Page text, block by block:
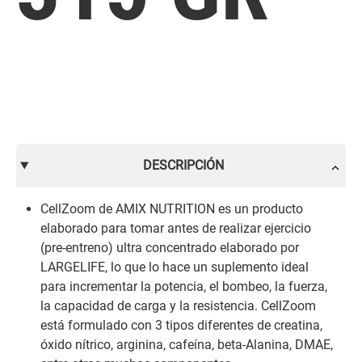
DESCRIPCIÓN
CellZoom de AMIX NUTRITION es un producto
elaborado para tomar antes de realizar ejercicio
(pre-entreno) ultra concentrado elaborado por
LARGELIFE, lo que lo hace un suplemento ideal
para incrementar la potencia, el bombeo, la fuerza,
la capacidad de carga y la resistencia. CellZoom
está formulado con 3 tipos diferentes de creatina,
óxido nítrico, arginina, cafeína, beta-Alanina, DMAE,